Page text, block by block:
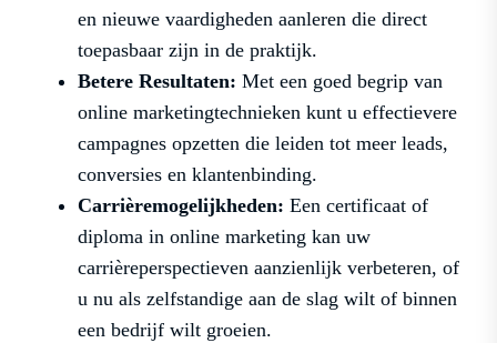
en nieuwe vaardigheden aanleren die direct
toepasbaar zijn in de praktijk.
Betere Resultaten: Met een goed begrip van
online marketingtechnieken kunt u effectievere
campagnes opzetten die leiden tot meer leads,
conversies en klantenbinding.
Carrièremogelijkheden: Een certificaat of
diploma in online marketing kan uw
carrièreperspectieven aanzienlijk verbeteren, of
u nu als zelfstandige aan de slag wilt of binnen
een bedrijf wilt groeien.